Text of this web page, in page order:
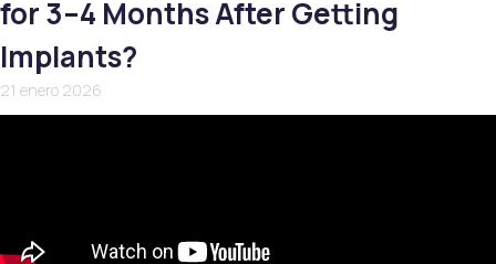
for 3–4 Months After Getting
Implants?
21 enero 2026